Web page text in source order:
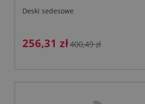
Deski sedesowe
256,31 zł400,49 zł